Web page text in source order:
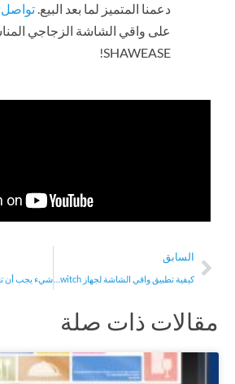
دعمنا المتميز لما بعد البيع.تواصل
على واقي الشاشة الزجاجي
SHAWEASE!
Prev
السابق
مقالات ذات صلة